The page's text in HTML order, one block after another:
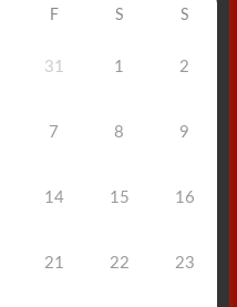
F S S
31 1 2
7 8 9
14 15 16
21 22 23